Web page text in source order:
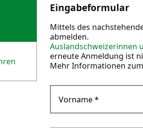
Eingabeformular
Mittels des
abmelden.
Auslandschweizerinnen
erneute Anmeldung ist
Mehr Informationen
Vorname*